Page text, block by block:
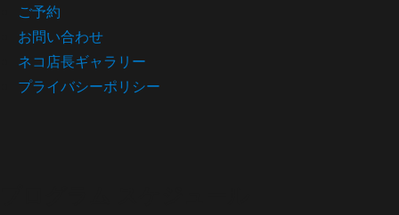
ご予約
お問い合わせ
ネコ店長ギャラリー
プライバシーポリシー